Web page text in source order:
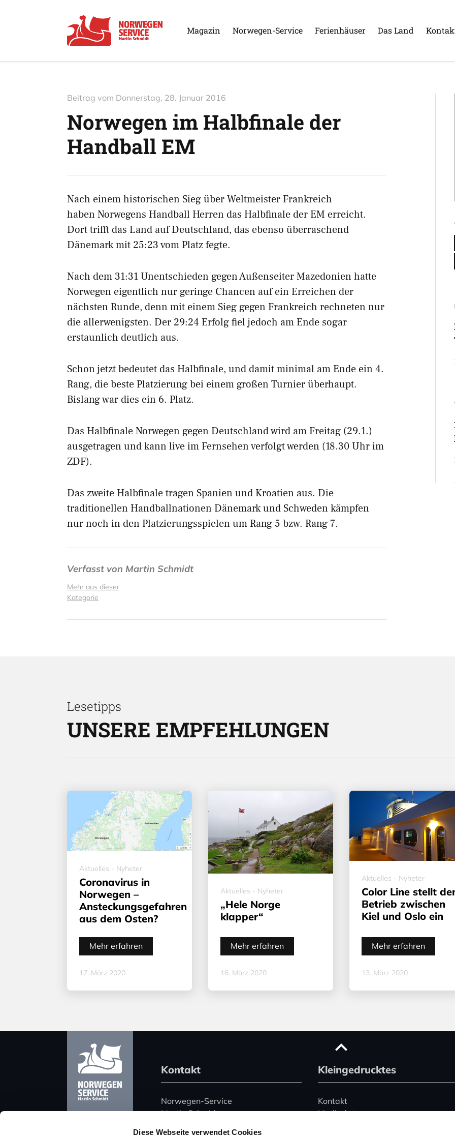
Diese Webseite verwendet Cookies
Magazin Norwegen-Service Ferienhäuser Das Land
Beitrag vom Donnerstag, 28. Januar 2016
Norwegen im Halbfinale der
Handball EM
Nach einem historischen Sieg über Weltmeister Frankreich
haben Norwegens Handball Herren das Halbfinale der EM erreicht.
Dort trifft das Land auf Deutschland, das ebenso überraschend
Dänemark mit 25:23 vom Platz fegte.
Nach dem 31:31 Unentschieden gegen Außenseiter Mazedonien hatte
Norwegen eigentlich nur geringe Chancen auf ein Erreichen der
nächsten Runde, denn mit einem Sieg gegen Frankreich rechneten nur
die allerwenigsten. Der 29:24 Erfolg fiel jedoch am Ende sogar
erstaunlich deutlich aus.
Schon jetzt bedeutet das Halbfinale, und damit minimal am Ende ein 4.
Rang, die beste Platzierung bei einem großen Turnier überhaupt.
Bislang war dies ein 6. Platz.
Das Halbfinale Norwegen gegen Deutschland wird am Freitag (29.1.)
ausgetragen und kann live im Fernsehen verfolgt werden (18.30 Uhr im
ZDF).
Das zweite Halbfinale tragen Spanien und Kroatien aus. Die
traditionellen Handballnationen Dänemark und Schweden kämpfen
nur noch in den Platzierungsspielen um Rang 5 bzw. Rang 7.
Verfasst von Martin Schmidt
Mehr aus dieser
Kategorie
Lesetipps
UNSERE EMPFEHLUNGEN
Aktuelles - Nyheter
Coronavirus in
Norwegen –
Ansteckungsgefahren
aus dem Osten?
Mehr erfahren
17. März 2020
Aktuelles - Nyheter
„Hele Norge
klapper“
Mehr erfahren
16. März 2020
Aktuelles - Nyheter
Color Line stellt
Betrieb zwischen
Kiel und Oslo ein
Mehr erfahren
13. März 2020
Kontakt
Norwegen-Service
Martin Schmidt
Harz 51
Kleingedrucktes
Kontakt
Mediadaten